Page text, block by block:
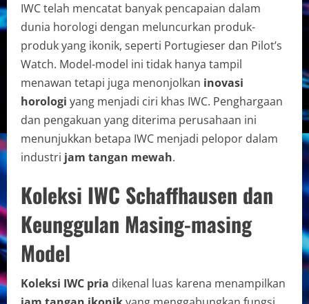
IWC telah mencatat banyak pencapaian dalam
dunia horologi dengan meluncurkan produk-
produk yang ikonik, seperti Portugieser dan Pilot’s
Watch. Model-model ini tidak hanya tampil
menawan tetapi juga menonjolkan inovasi
horologi yang menjadi ciri khas IWC. Penghargaan
dan pengakuan yang diterima perusahaan ini
menunjukkan betapa IWC menjadi pelopor dalam
industri jam tangan mewah.
Koleksi IWC Schaffhausen dan
Keunggulan Masing-masing
Model
Koleksi IWC pria dikenal luas karena menampilkan